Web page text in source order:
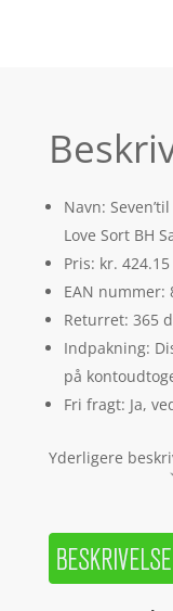
Navn:
Love Sort BH
Pris: kr. 424.15
EAN nummer:
Returret: 365
Indpakning:
på
Fri fragt: Ja,
Yderligere